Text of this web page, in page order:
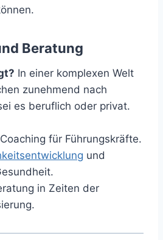
Beratung
In einer komplexen Welt
zunehmend nach
es beruflich oder privat.
für Führungskräfte.
und
in Zeiten der